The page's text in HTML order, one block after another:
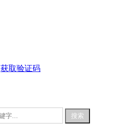
获取验证码